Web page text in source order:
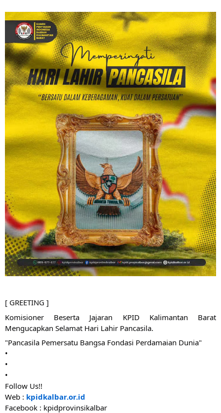
[ GREETING ]
Komisioner Beserta Jajaran KPID Kalimantan Barat
Mengucapkan Selamat Hari Lahir Pancasila.
"Pancasila Pemersatu Bangsa Fondasi Perdamaian Dunia"
•
•
•
Follow Us!!
Web : kpidkalbar.or.id
Facebook : kpidprovinsikalbar